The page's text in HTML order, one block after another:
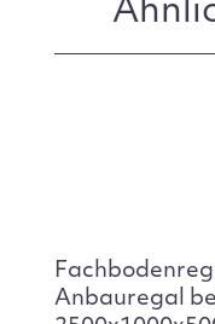
Anbauregal